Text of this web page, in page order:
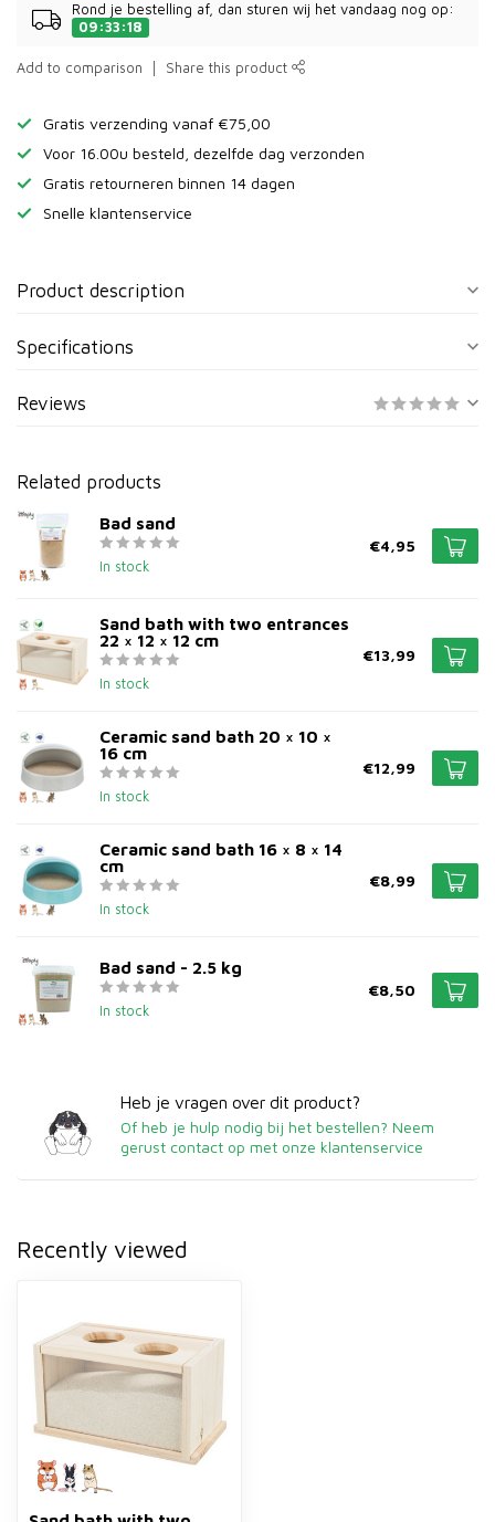
Rond je bestelling af, dan sturen wij het vandaag nog op:
09:33:18
Add to comparison Share this product
Gratis verzending vanaf €75,00
Voor 16.00u besteld, dezelfde dag verzonden
Gratis retourneren binnen 14 dagen
Snelle klantenservice
Product description
Specifications
Reviews
Related products
Bad sand
In stock
€4,95
Sand bath with two entrances
22 × 12 × 12 cm
In stock
€13,99
Ceramic sand bath 20 × 10 ×
16 cm
In stock
€12,99
Ceramic sand bath 16 × 8 × 14
cm
In stock
€8,99
Bad sand - 2.5 kg
In stock
€8,50
Heb je vragen over dit product?
Of heb je hulp nodig bij het bestellen? Neem
gerust contact op met onze klantenservice
Recently viewed